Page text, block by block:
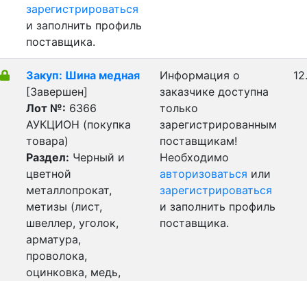
зарегистрироваться
и заполнить профиль
поставщика.
Закуп: Шина медная
[Завершен]
Лот №: 6366
АУКЦИОН (покупка
товара)
Раздел: Черный и
цветной
металлопрокат,
метизы (лист,
швеллер, уголок,
арматура,
проволока,
оцинковка, медь,
Информация о
заказчике доступна
только
зарегистрированным
поставщикам!
Необходимо
авторизоваться или
зарегистрироваться
и заполнить профиль
поставщика.